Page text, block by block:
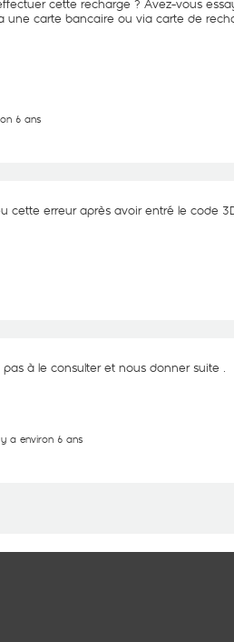
cette recharge ? Avez-vous
une carte bancaire ou via carte de
6 ans
cette erreur après avoir entré le code
à le consulter et nous donner suite .
a environ 6 ans